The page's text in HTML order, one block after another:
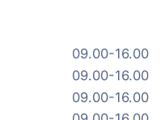
09.00-16.00
09.00-16.00
09.00-16.00